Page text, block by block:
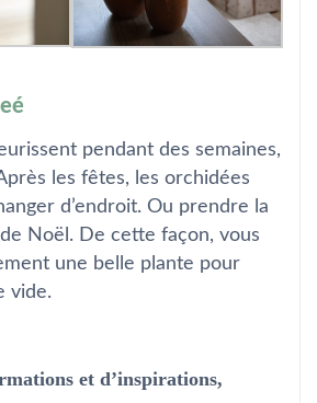
pendant des semaines,
les fêtes, les orchidées
d’endroit. Ou prendre la
Noël. De cette façon, vous
une belle plante pour
vide.
et d’inspirations,